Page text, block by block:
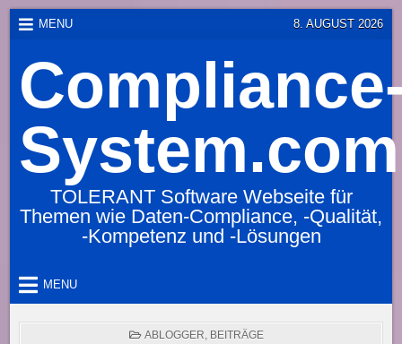
Skip
content
MENU 8. AUGUST 2026
System.com
TOLERANT Software Webseite für
Themen wie Daten-Compliance, -Qualität,
-Kompetenz und -Lösungen
MENU
POSTED
ABLOGGER, BEITRÄGE